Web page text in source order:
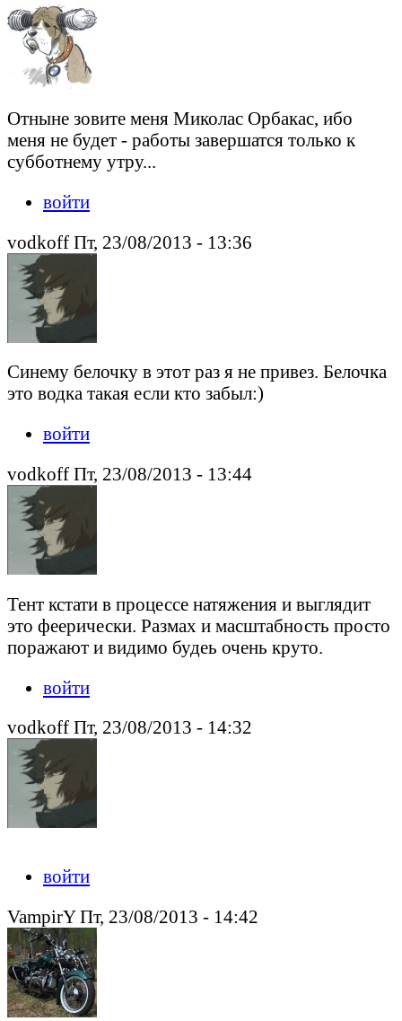
Отныне зовите меня Миколас Орбакас, ибо
меня не будет - работы завершатся только к
субботнему утру...
войти
vodkoff Пт, 23/08/2013 - 13:36
Синему белочку в этот раз я не привез. Белочка
это водка такая если кто забыл:)
войти
vodkoff Пт, 23/08/2013 - 13:44
Тент кстати в процессе натяжения и выглядит
это феерически. Размах и масштабность просто
поражают и видимо будеь очень круто.
войти
vodkoff Пт, 23/08/2013 - 14:32
войти
VampirY Пт, 23/08/2013 - 14:42